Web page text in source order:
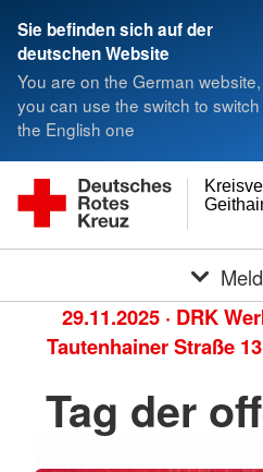
Sie befinden sich auf der
deutschen Website
You are on the German website,
you can use the switch to switch
the English one
29.11.2025 · DRK
Tautenhainer Straße
Tag der